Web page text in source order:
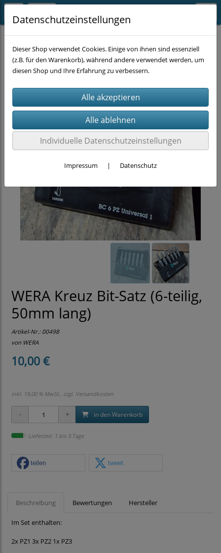
MASCHINEN-ZUBEHÖR Bits
WERA Kreuz Bit-Satz (6-teilig,
50mm lang)
Artikel-Nr.:00498
von WERA
10,00 €
inkl. 19,00 % MwSt., zzgl. Versandkosten
in den Warenkorb
Lieferzeit: 1 bis 3 Tage
teilen tweet
Beschreibung Bewertungen Hersteller
Im Set enthalten:
2x PZ1 3x PZ2 1x PZ3
Datenschutzeinstellungen
Dieser Shop verwendet Cookies. Einige von ihnen sind essenziell
(z.B. für den Warenkorb), während andere verwendet werden, um
diesen Shop und Ihre Erfahrung zu verbessern.
Individuelle Datenschutzeinstellungen
Impressum | Datenschutz